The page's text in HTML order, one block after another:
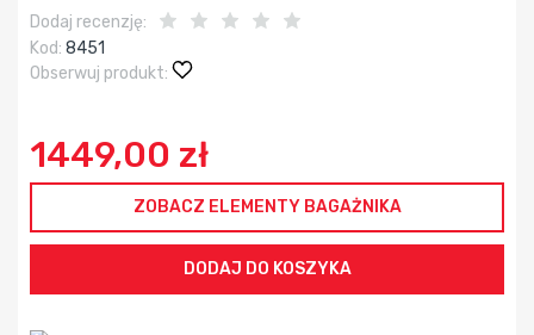
Dodaj recenzję:
Kod: 8451
Obserwuj produkt:
1449,00 zł
ZOBACZ ELEMENTY BAGAŻNIKA